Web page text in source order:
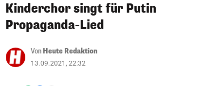
Kinderchor singt für Putin
Propaganda-Lied
Von Heute Redaktion
13.09.2021, 22:32